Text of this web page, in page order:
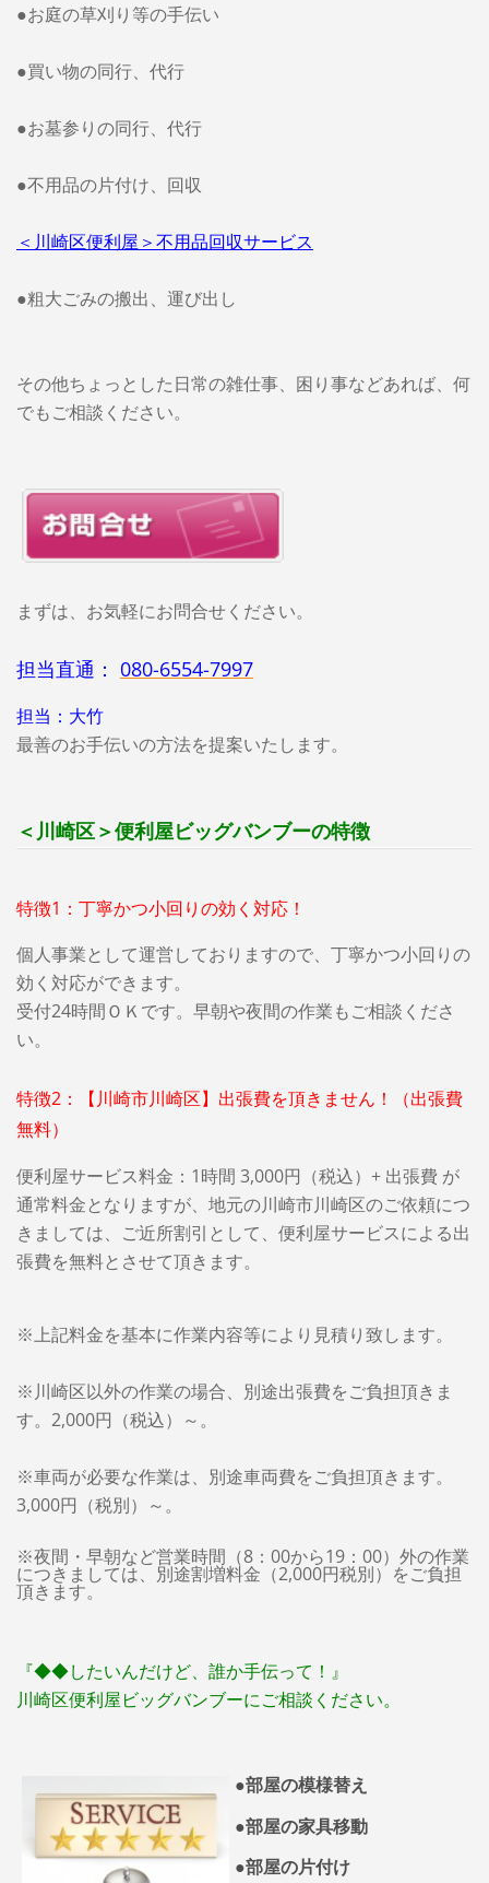
●お庭の草刈り等の手伝い
●買い物の同行、代行
●お墓参りの同行、代行
●不用品の片付け、回収
＜川崎区便利屋＞不用品回収サービス
●粗大ごみの搬出、運び出し
その他ちょっとした日常の雑仕事、困り事などあれば、何
でもご相談ください。
まずは、お気軽にお問合せください。
担当直通： 080-6554-7997
担当：大竹
最善のお手伝いの方法を提案いたします。
＜川崎区＞便利屋ビッグバンブーの特徴
特徴1：丁寧かつ小回りの効く対応！
個人事業として運営しておりますので、丁寧かつ小回りの
効く対応ができます。
受付24時間ＯＫです。早朝や夜間の作業もご相談くださ
い。
特徴2：【川崎市川崎区】出張費を頂きません！（出張費
無料）
便利屋サービス料金：1時間 3,000円（税込）+ 出張費 が
通常料金となりますが、地元の川崎市川崎区のご依頼につ
きましては、ご近所割引として、便利屋サービスによる出
張費を無料とさせて頂きます。
※上記料金を基本に作業内容等により見積り致します。
※川崎区以外の作業の場合、別途出張費をご負担頂きま
す。2,000円（税込）～。
※車両が必要な作業は、別途車両費をご負担頂きます。
3,000円（税別）～。
※夜間・早朝など営業時間（8：00から19：00）外の作業
につきましては、別途割増料金（2,000円税別）をご負担
頂きます。
『◆◆したいんだけど、誰か手伝って！』
川崎区便利屋ビッグバンブーにご相談ください。
●部屋の模様替え
●部屋の家具移動
●部屋の片付け